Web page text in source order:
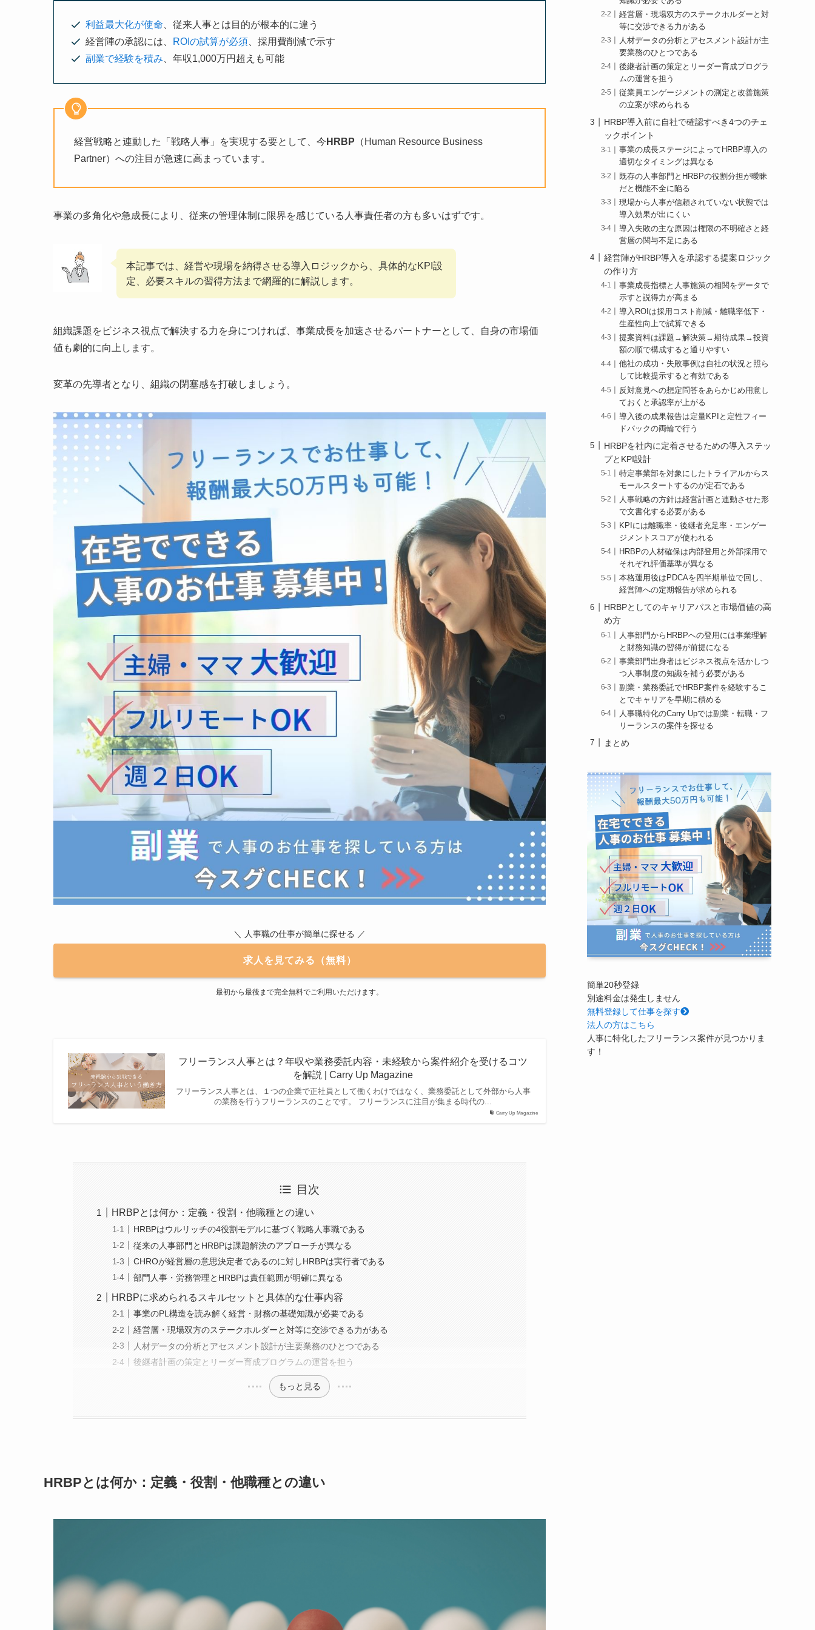
利益最大化が使命、従来人事とは目的が根本的に違う
経営陣の承認には、
ROIの試算が必須、採用費削減で示す
副業で経験を積み、年収1,000万円超えも可能
経営戦略と連動した「戦略人事」を実現する要として、今 HRBP （Human Resource Business
Partner）への注目が急速に高まっています。
事業の多角化や急成長により、従来の管理体制に限界を感じている人事責任者の方も多いはずです。
本記事では、経営や現場を納得させる導入ロジックから、具体的なKPI設
定、必要スキルの習得方法まで網羅的に解説します。
組織課題をビジネス視点で解決する力を身につければ、事業成長を加速させるパートナーとして、自身の市場価
値も劇的に向上します。
変革の先導者となり、組織の閉塞感を打破しましょう。
＼ 人事職の仕事が簡単に探せる ／
求人を見てみる（無料）
最初から最後まで完全無料でご利用いただけます。
Carry Up Magazine
フリーランス人事とは？年収や業務委託内容・未経験から案件紹介を受けるコツ
を解説 | Carry Up Magazine
フリーランス人事とは、１つの企業で正社員として働くわけではなく、業務委託として外部から人事
の業務を行うフリーランスのことです。 フリーランスに注目が集まる時代の...
目次
HRBPとは何か：定義・役割・他職種との違い
HRBPはウルリッチの4役割モデルに基づく戦略人事職である
従来の人事部門とHRBPは課題解決のアプローチが異なる
CHROが経営層の意思決定者であるのに対しHRBPは実行者である
部門人事・労務管理とHRBPは責任範囲が明確に異なる
HRBPに求められるスキルセットと具体的な仕事内容
事業のPL構造を読み解く経営・財務の基礎知識が必要である
経営層・現場双方のステークホルダーと対等に交渉できる力がある
人材データの分析とアセスメント設計が主要業務のひとつである
後継者計画の策定とリーダー育成プログラムの運営を担う
もっと見る
HRBPとは何か：定義・役割・他職種との違い
経営層・現場双方のステークホルダーと対
等に交渉できる力がある
人材データの分析とアセスメント設計が主
要業務のひとつである
後継者計画の策定とリーダー育成プログラ
ムの運営を担う
従業員エンゲージメントの測定と改善施策
の立案が求められる
HRBP導入前に自社で確認すべき4つのチェ
ックポイント
事業の成長ステージによってHRBP導入の
適切なタイミングは異なる
既存の人事部門とHRBPの役割分担が曖昧
だと機能不全に陥る
現場から人事が信頼されていない状態では
導入効果が出にくい
導入失敗の主な原因は権限の不明確さと経
営層の関与不足にある
経営陣がHRBP導入を承認する提案ロジック
の作り方
事業成長指標と人事施策の相関をデータで
示すと説得力が高まる
導入ROIは採用コスト削減・離職率低下・
生産性向上で試算できる
提案資料は課題→解決策→期待成果→投資
額の順で構成すると通りやすい
他社の成功・失敗事例は自社の状況と照ら
して比較提示すると有効である
反対意見への想定問答をあらかじめ用意し
ておくと承認率が上がる
導入後の成果報告は定量KPIと定性フィー
ドバックの両輪で行う
HRBPを社内に定着させるための導入ステッ
プとKPI設計
特定事業部を対象にしたトライアルからス
モールスタートするのが定石である
人事戦略の方針は経営計画と連動させた形
で文書化する必要がある
KPIには離職率・後継者充足率・エンゲー
ジメントスコアが使われる
HRBPの人材確保は内部登用と外部採用で
それぞれ評価基準が異なる
本格運用後はPDCAを四半期単位で回し、
経営陣への定期報告が求められる
HRBPとしてのキャリアパスと市場価値の高
め方
人事部門からHRBPへの登用には事業理解
と財務知識の習得が前提になる
事業部門出身者はビジネス視点を活かしつ
つ人事制度の知識を補う必要がある
副業・業務委託でHRBP案件を経験するこ
とでキャリアを早期に積める
人事職特化のCarry Upでは副業・転職・フ
リーランスの案件を探せる
まとめ
簡単20秒登録
別途料金は発生しません
無料登録して仕事を探す
法人の方はこちら
人事に特化したフリーランス案件が見つかりま
す！